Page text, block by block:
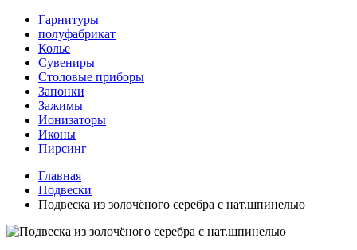
Гарнитуры
полуфабрикат
Колье
Сувениры
Столовые приборы
Запонки
Зажимы
Ионизаторы
Иконы
Пирсинг
Главная
Подвески
Подвеска из золочёного серебра с нат.шпинелью